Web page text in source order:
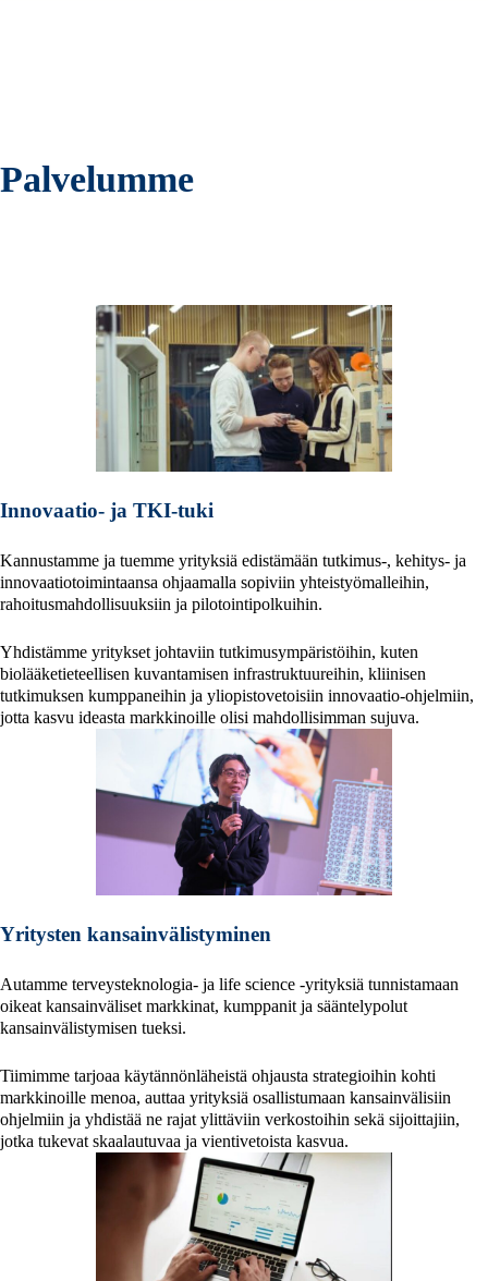
Palvelumme
Innovaatio- ja TKI-tuki
Kannustamme ja tuemme yrityksiä edistämään tutkimus-, kehitys- ja
innovaatiotoimintaansa ohjaamalla sopiviin yhteistyömalleihin,
rahoitusmahdollisuuksiin ja pilotointipolkuihin.
Yhdistämme yritykset johtaviin tutkimusympäristöihin, kuten
biolääketieteellisen kuvantamisen infrastruktuureihin, kliinisen
tutkimuksen kumppaneihin ja yliopistovetoisiin innovaatio-ohjelmiin,
jotta kasvu ideasta markkinoille olisi mahdollisimman sujuva.
Yritysten kansainvälistyminen
Autamme terveysteknologia‑ ja life science -yrityksiä tunnistamaan
oikeat kansainväliset markkinat, kumppanit ja sääntelypolut
kansainvälistymisen tueksi.
Tiimimme tarjoaa käytännönläheistä ohjausta strategioihin kohti
markkinoille menoa, auttaa yrityksiä osallistumaan kansainvälisiin
ohjelmiin ja yhdistää ne rajat ylittäviin verkostoihin sekä sijoittajiin,
jotka tukevat skaalautuvaa ja vientivetoista kasvua.